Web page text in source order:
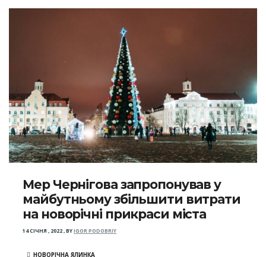
Мер Чернігова запропонував у
майбутньому збільшити витрати
на новорічні прикраси міста
14 СІЧНЯ , 2022,BYIGOR PODOBRIY
НОВОРІЧНА ЯЛИНКА